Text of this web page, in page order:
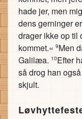
hade jer, men
dens gerninger
drager ikke op til
kommet.« 9Men
Galilæa. 10Efter
så drog han
skjult.